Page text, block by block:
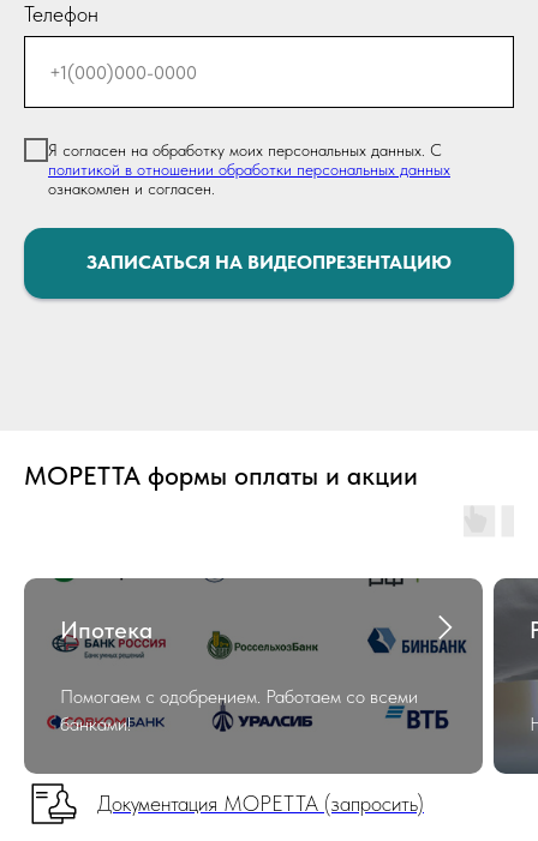
Телефон
Я согласен на обработку моих персональных данных. С
политикой в отношении обработки персональных данных
ознакомлен и согласен.
ЗАПИСАТЬСЯ НА ВИДЕОПРЕЗЕНТАЦИЮ
МОРЕТТА формы оплаты и акции
Ипотека
Помогаем с одобрением. Работаем со всеми
банками!
Документация МОРЕТТА (запросить)